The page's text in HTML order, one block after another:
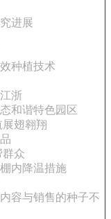
进展
种植技术
浙
和谐特色园区
翅翱翔
群众
内降温措施
容与销售的种子不